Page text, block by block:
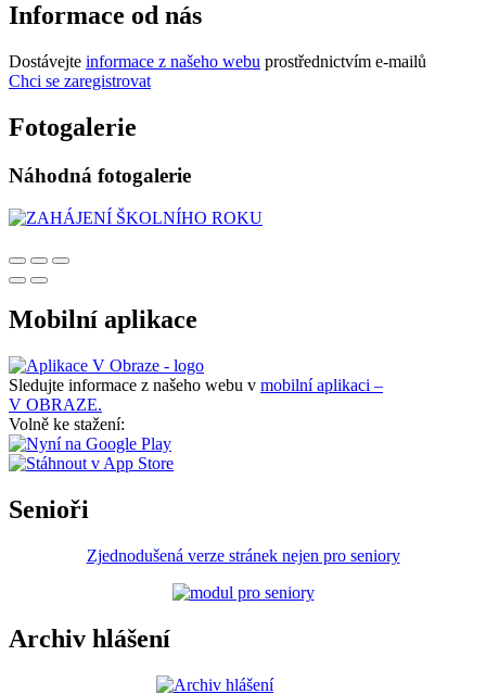
Informace od nás
Dostávejte informace z našeho webu prostřednictvím e-mailů
Chci se zaregistrovat
Fotogalerie
Náhodná fotogalerie
Mobilní aplikace
Sledujte informace z našeho webu v mobilní aplikaci –
V OBRAZE.
Volně ke stažení:
Senioři
Zjednodušená verze stránek nejen pro seniory
Archiv hlášení